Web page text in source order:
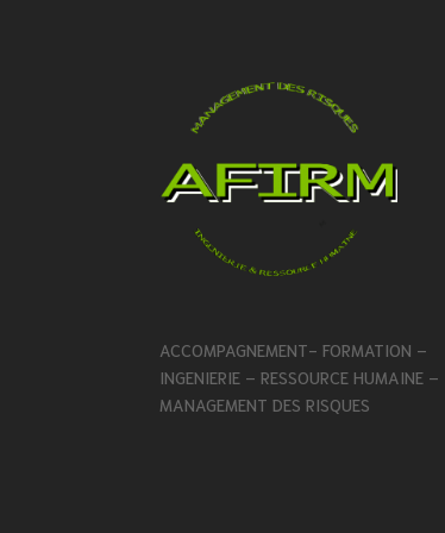
ACCOMPAGNEMENT- FORMATION –
INGENIERIE – RESSOURCE HUMAINE –
MANAGEMENT DES RISQUES